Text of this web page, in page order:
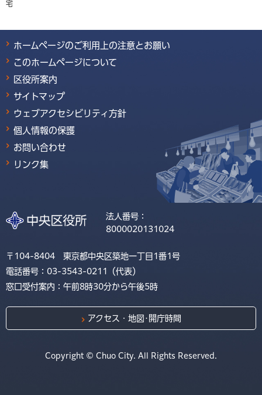
宅
ホームページのご利用上の注意とお願い
このホームページについて
区役所案内
サイトマップ
ウェブアクセシビリティ方針
個人情報の保護
お問い合わせ
リンク集
法人番号：
8000020131024
〒104-8404 東京都中央区築地一丁目1番1号
電話番号：03-3543-0211（代表）
窓口受付案内：午前8時30分から午後5時
アクセス・地図･開庁時間
Copyright © Chuo City. All Rights Reserved.